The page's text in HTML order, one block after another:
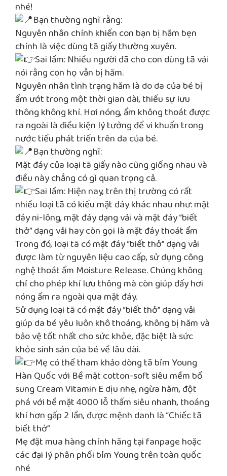
nhé!
Bạn thường nghĩ rằng:
Nguyên nhân chính khiến con bạn bị hăm bẹn
chính là việc dùng tã giấy thường xuyên.
Sai lầm: Nhiều người đã cho con dùng tã vải
nói rằng con họ vẫn bị hăm.
Nguyên nhân tình trạng hăm là do da của bé bị
ẩm ướt trong một thời gian dài, thiếu sự lưu
thông không khí. Hơi nóng, ẩm không thoát được
ra ngoài là điều kiện lý tưởng để vi khuẩn trong
nước tiểu phát triển trên da của bé.
Bạn thường nghĩ:
Mặt đáy của loại tã giấy nào cũng giống nhau và
điều này chẳng có gì quan trọng cả.
Sai lầm: Hiện nay, trên thị trường có rất
nhiều loại tã có kiểu mặt đáy khác nhau như: mặt
đáy ni-lông, mặt đáy dạng vải và mặt đáy “biết
thở” dạng vải hay còn gọi là mặt đáy thoát ẩm
Trong đó, loại tã có mặt đáy “biết thở” dạng vải
được làm từ nguyên liệu cao cấp, sử dụng công
nghệ thoát ẩm Moisture Release. Chúng không
chỉ cho phép khí lưu thông mà còn giúp đẩy hơi
nóng ẩm ra ngoài qua mặt đáy.
Sử dụng loại tã có mặt đáy “biết thở” dạng vải
giúp da bé yêu luôn khô thoáng, không bị hăm và
bảo vệ tốt nhất cho sức khỏe, đặc biệt là sức
khỏe sinh sản của bé về lâu dài.
Mẹ có thể tham khảo dòng tã bỉm Young
Hàn Quốc với Bề mặt cotton-soft siêu mềm bổ
sung Cream Vitamin E dịu nhẹ, ngừa hăm, đột
phá với bề mặt 4000 lỗ thấm siêu nhanh, thoáng
khí hơn gấp 2 lần, được mệnh danh là “Chiếc tã
biết thở”
Mẹ đặt mua hàng chính hãng tại fanpage hoặc
các đại lý phân phối bỉm Young trên toàn quốc
nhé